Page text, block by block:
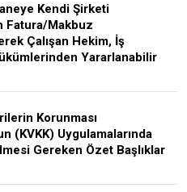
Kendi Şirketi
Fatura/Makbuz
Çalışan Hekim, İş
Yararlanabilir
Korunması
(KVKK) Uygulamalarında
Gereken Özet Başlıklar